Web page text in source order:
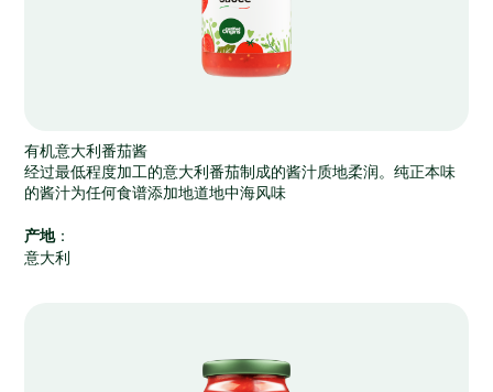
有机意大利番茄酱
经过最低程度加工的意大利番茄制成的酱汁质地柔润。纯正本味
的酱汁为任何食谱添加地道地中海风味
产地：
意大利